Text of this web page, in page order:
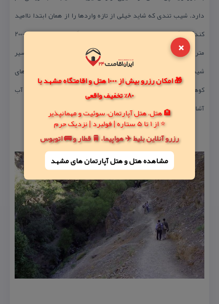
×
🎁 امکان رزرو بیش از 1000 هتل و اقامتگاه مشهد با
80% تخفیف واقعی
🏨 هتل، هتل آپارتمان، سوئیت و مهمانپذیر
⭐ از 1 تا 5 ستاره | فولبرد | نزدیک حرم
رزرو آنلاین بلیط ✈️ هواپیما، 🚆 قطار و 🚌 اتوبوس
مشاهده هتل و هتل‌ آپارتمان های مشهد
دارد. شیب تندی كه شاید خیلی از تازه واردها را از همان ابتدا ناامید
كند! اما نگران نباشید این شیب تند چندان ماندگار نیست. حدود ۳۰۰-۲۰۰
متر بالاتر به مجتمع پذیرایی دارآباد (كافه آقا فرامرز) كه برسید باقی مسیر
شیب چندانی ندارد. در كل مسیر دره دارآباد در بین مسیرهای
كوهنوردی شمال تهران از شیب كمتری برخوردار است. در مجاورت كافه آب
آشامیدنی از طریق شیر‌های آب در دسترس است.